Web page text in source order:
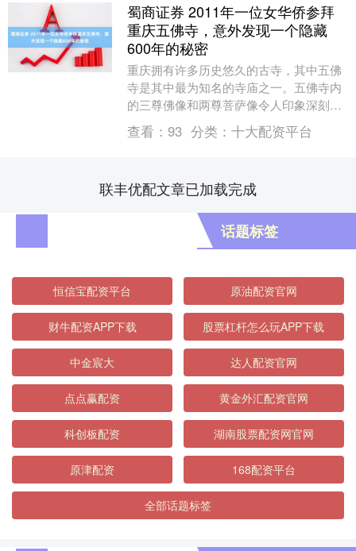
蜀商证券 2011年一位女华侨参拜
重庆五佛寺，意外发现一个隐藏
600年的秘密
重庆拥有许多历史悠久的古寺，其中五佛
寺是其中最为知名的寺庙之一。五佛寺内
的三尊佛像和两尊菩萨像令人印象深刻。
2011年，女华侨万宁女士归国后前往参观
此寺，意外发....
查看： 93 分类： 十大配资平台
联丰优配文章已加载完成
话题标签
恒信宝配资平台 原油配资官网
财牛配资APP下载 股票杠杆怎么玩APP下载
中金宸大 达人配资官网
点点赢配资 黄金外汇配资官网
科创板配资 湖南股票配资网官网
原津配资 168配资平台
全部话题标签